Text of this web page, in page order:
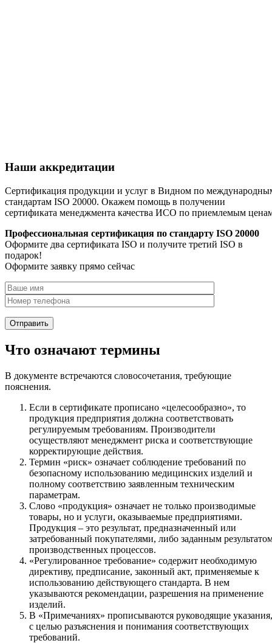
Наши аккредитации
Сертификация продукции и услуг в Видном по
стандартам ISO 20000. Окажем помощь в получении
сертификата менеджмента качества ИСО по приемлемым
Профессиональная сертификация по стандарту ISO 20000
Оформите два сертификата ISO и получите третий ISO в
подарок!
Оформите заявку прямо сейчас
Что означают термины
В документе встречаются словосочетания, требующие
пояснения.
Если в сертификате прописано «целесообразно», то
продукция предприятия должна соответствовать
регулируемым требованиям. Производители
осуществляют менеджмент риска и соответствующие
корректирующие действия.
Термин «риск» означает соблюдение требований по
безопасному использованию медицинских изделий и
полному соответствию заявленным техническим
параметрам.
Слово «продукция» означает не только производимые
товары, но и услуги, оказываемые предприятиями.
Продукция – это результат, предназначенный или
затребованный покупателями, либо заданным
производственных процессов.
«Регулированное требование» содержит необходимую
директиву, предписание, законный акт, применяемые к
использованию действующего стандарта. В нем
указываются рекомендации, разрешения на применение
изделий.
В «Примечаниях» прописываются руководящие указания,
с целью разъяснения и понимания соответствующих
требований.